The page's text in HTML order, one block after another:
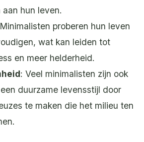
hun leven.
proberen hun leven
wat kan leiden tot
en meer helderheid.
: Veel minimalisten zijn ook
duurzame levensstijl door
te maken die het milieu ten